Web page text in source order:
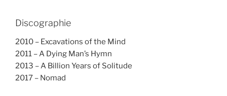
Discographie
2010 – Excavations of the Mind
2011 – A Dying Man’s Hymn
2013 – A Billion Years of Solitude
2017 – Nomad